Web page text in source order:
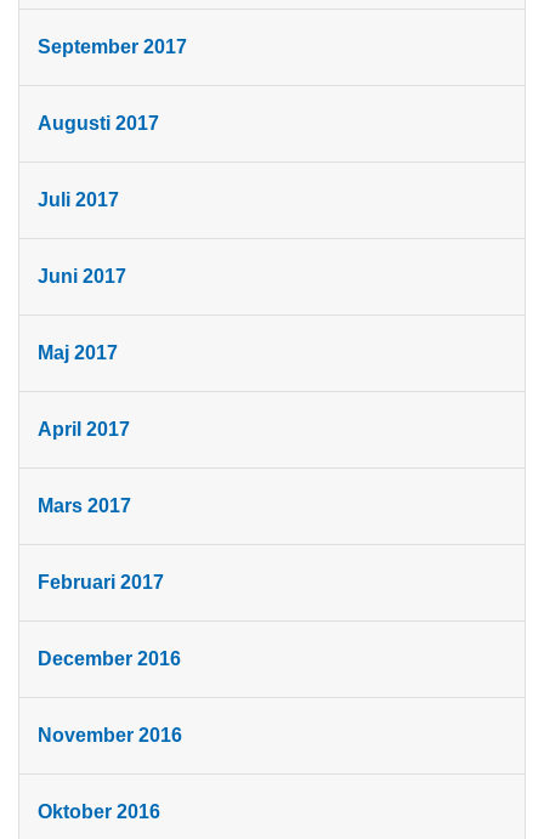
September 2017
Augusti 2017
Juli 2017
Juni 2017
Maj 2017
April 2017
Mars 2017
Februari 2017
December 2016
November 2016
Oktober 2016